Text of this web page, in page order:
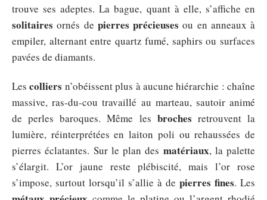
trouve ses adeptes. La bague, quant à elle, s’affiche en
solitaires ornés de pierres précieuses ou en anneaux à
empiler, alternant entre quartz fumé, saphirs ou surfaces
pavées de diamants.
Lescolliers n’obéissent plus à aucune hiérarchie : chaîne
massive, ras-du-cou travaillé au marteau, sautoir animé
de perles baroques. Même les broches retrouvent la
lumière, réinterprétées en laiton poli ou rehaussées de
pierres éclatantes. Sur le plan des matériaux, la palette
s’élargit. L’or jaune reste plébiscité, mais l’or rose
s’impose, surtout lorsqu’il s’allie à de pierres fines. Les